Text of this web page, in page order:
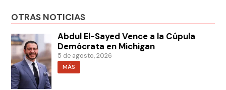
OTRAS NOTICIAS
Abdul El-Sayed Vence a la Cúpula
Demócrata en Michigan
5 de agosto, 2026
MÁS